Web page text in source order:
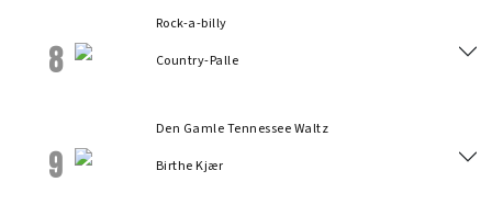
8
Rock-a-billy
Country-Palle
9
Den Gamle Tennessee Waltz
Birthe Kjær